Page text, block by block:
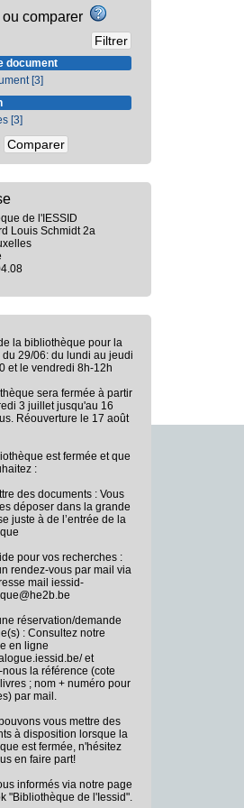
comparer
document
[3]
[3]
de l'IESSID
Louis Schmidt 2a
la bibliothèque pour la
29/06: du lundi au jeudi
et le vendredi 8h-12h
sera fermée à partir
3 juillet jusqu'au 16
Réouverture le 17 août
est fermée et que
:
des documents : Vous
déposer dans la grande
juste à de l’entrée de la
pour vos recherches :
rendez-vous par mail via
mail iessid-
réservation/demande
: Consultez notre
en ligne
et
la référence (cote
; nom + numéro pour
par mail.
vous mettre des
à disposition lorsque la
est fermée, n'hésitez
en faire part!
informés via notre page
"Bibliothèque de l'Iessid".